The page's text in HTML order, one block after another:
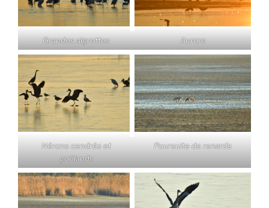
Grandes aigrettes Aurore
Hérons cendrés et
goélands
Poursuite de renards